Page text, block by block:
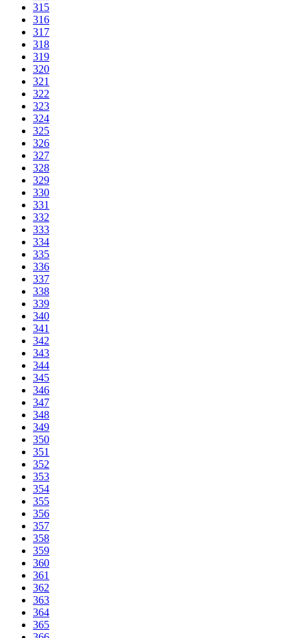
315
316
317
318
319
320
321
322
323
324
325
326
327
328
329
330
331
332
333
334
335
336
337
338
339
340
341
342
343
344
345
346
347
348
349
350
351
352
353
354
355
356
357
358
359
360
361
362
363
364
365